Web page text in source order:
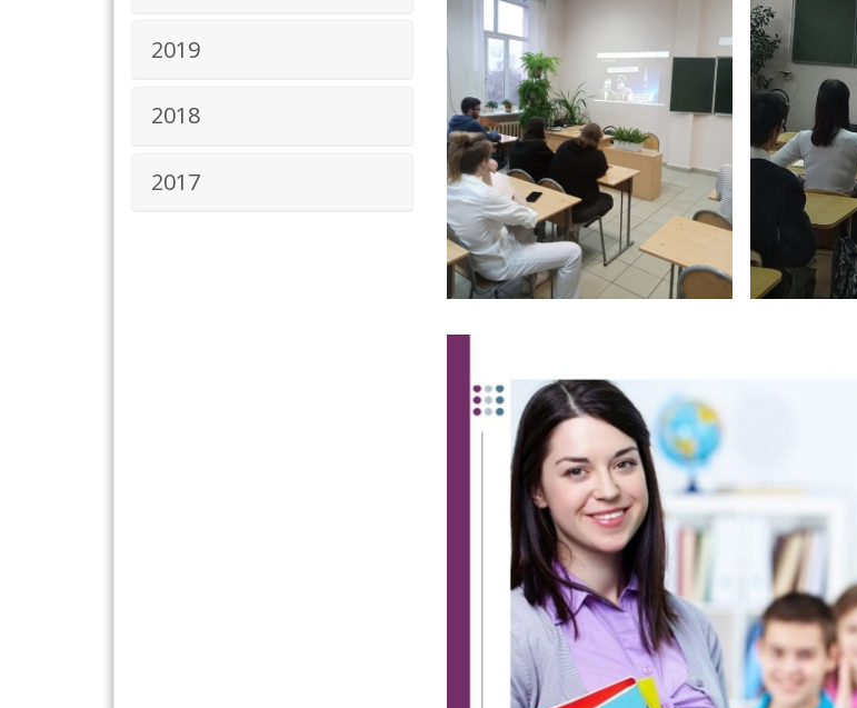
2019
2018
2017